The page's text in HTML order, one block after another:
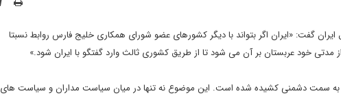
ایران گفت: «ایران اگر بتواند با دیگر کشورهای عضو شورای همکاری خلیج فارس روابط نسبتا
از مدتی خود عربستان بر آن می شود تا از طریق کشوری ثالث وارد گفتگو با ایران شود.»
به سمت دشمنی کشیده شده است. این موضوع نه تنها در میان سیاست مداران و سیاست های